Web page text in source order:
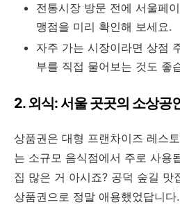
전통시장 방문 전에 서울페
맹점을 미리 확인해 보세요.
자주 가는 시장이라면 상점
부를 직접 물어보는 것도 좋
2. 외식: 서울 곳곳의 소상공
상품권은 대형 프랜차이즈 레스
는 소규모 음식점에서 주로 사용
집 많은 거 아시죠? 공덕 숲길 맛
상품권으로 정말 애용했었답니